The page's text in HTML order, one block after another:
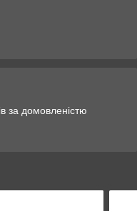
за домовленістю